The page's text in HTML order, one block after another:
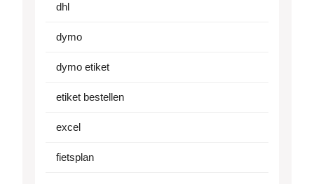
dhl
dymo
dymo etiket
etiket bestellen
excel
fietsplan